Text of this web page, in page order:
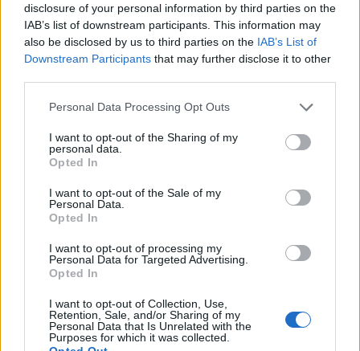
disclosure of your personal information by third parties on the
IAB’s list of downstream participants. This information may
also be disclosed by us to third parties on the IAB’s List of
Downstream Participants that may further disclose it to other
Please note that this website/app uses one or more Google
not limited to your visit or usage behaviour. You may click to
grant or deny consent to Google and its third-party tags to
use your data for below specified purposes in below Google
consent section.
Personal Data Processing Opt Outs
I want to opt-out of the Sharing of my
personal data.
Opted In
I want to opt-out of the Sale of my
Personal Data.
Opted In
I want to opt-out of processing my
Personal Data for Targeted Advertising.
Opted In
I want to opt-out of Collection, Use,
Retention, Sale, and/or Sharing of my
Personal Data that Is Unrelated with the
Purposes for which it was collected.
Občine: Ravne na Koroškem
Kategorije: Novice Novice
havana
praznik mesta ravne
Več iz kraja Ravne na Koroškem